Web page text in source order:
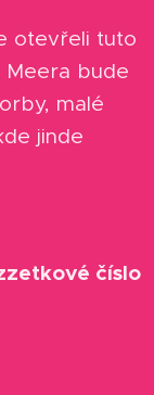
otevřeli tuto
Meera bude
malé
jinde
číslo